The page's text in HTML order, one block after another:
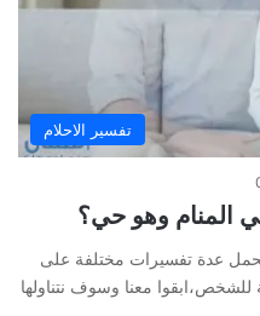
تفسير الاحلام
المنام وهو حي؟
عدة تفسيرات مختلفة على
معنا وسوف نتناولها